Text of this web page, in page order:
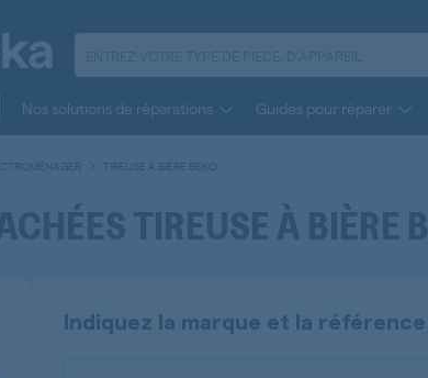
Nos solutions de réparations Guides pour réparer
TIREUSE À BIÈRE BEKO
TIREUSE À BIÈRE
Indiquez la marque et la